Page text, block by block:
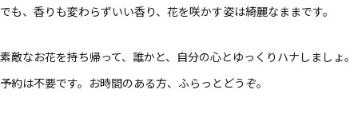
でも、香りも変わらずいい香り、花を咲かす姿は綺麗なままです。
素敵なお花を持ち帰って、誰かと、自分の心とゆっくりハナしましょ。
予約は不要です。お時間のある方、ふらっとどうぞ。